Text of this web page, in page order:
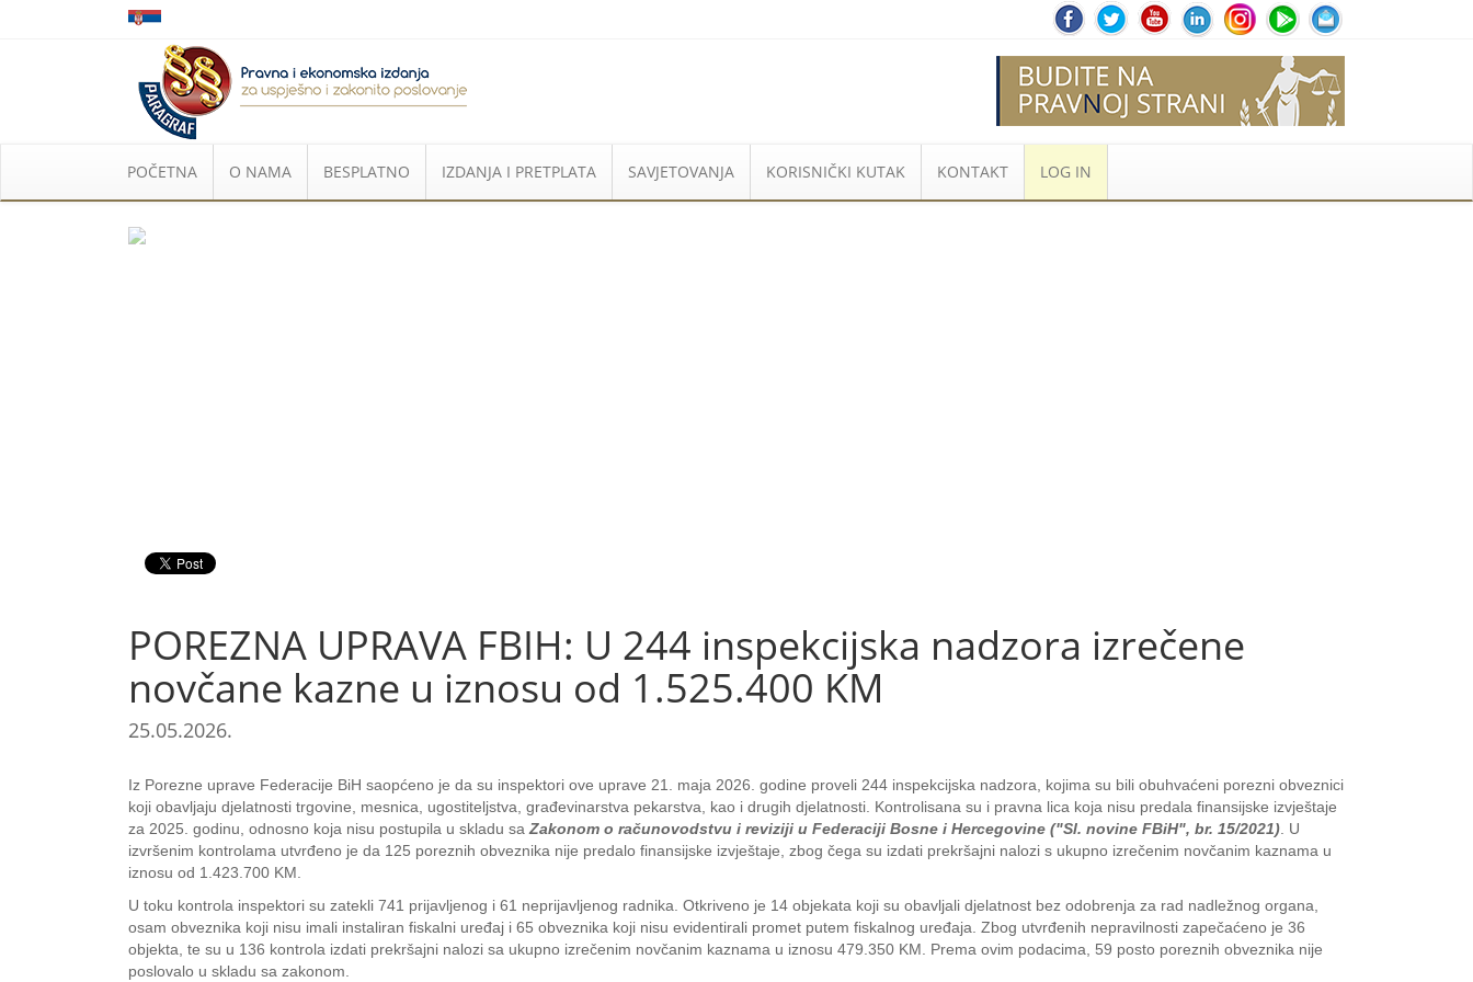
POČETNA O NAMA BESPLATNO IZDANJA I PRETPLATA SAVJETOVANJA KORISNIČKI KUTAK KONTAKT LOG IN
POREZNA UPRAVA FBIH: U 244 inspekcijska nadzora izrečene
novčane kazne u iznosu od 1.525.400 KM
25.05.2026.
Iz Porezne uprave Federacije BiH saopćeno je da su inspektori ove uprave 21. maja 2026. godine proveli 244 inspekcijska nadzora, kojima su bili obuhvaćeni porezni obveznici
koji obavljaju djelatnosti trgovine, mesnica, ugostiteljstva, građevinarstva pekarstva, kao i drugih djelatnosti. Kontrolisana su i pravna lica koja nisu predala finansijske izvještaje
za 2025. godinu, odnosno koja nisu postupila u skladu sa Zakonom o računovodstvu i reviziji u Federaciji Bosne i Hercegovine ("Sl. novine FBiH", br. 15/2021) . U
izvršenim kontrolama utvrđeno je da 125 poreznih obveznika nije predalo finansijske izvještaje, zbog čega su izdati prekršajni nalozi s ukupno izrečenim novčanim kaznama u
iznosu od 1.423.700 KM.
U toku kontrola inspektori su zatekli 741 prijavljenog i 61 neprijavljenog radnika. Otkriveno je 14 objekata koji su obavljali djelatnost bez odobrenja za rad nadležnog organa,
osam obveznika koji nisu imali instaliran fiskalni uređaj i 65 obveznika koji nisu evidentirali promet putem fiskalnog uređaja. Zbog utvrđenih nepravilnosti zapečaćeno je 36
objekta, te su u 136 kontrola izdati prekršajni nalozi sa ukupno izrečenim novčanim kaznama u iznosu 479.350 KM. Prema ovim podacima, 59 posto poreznih obveznika nije
poslovalo u skladu sa zakonom.